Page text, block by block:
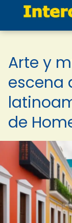
Arte y
escena
de